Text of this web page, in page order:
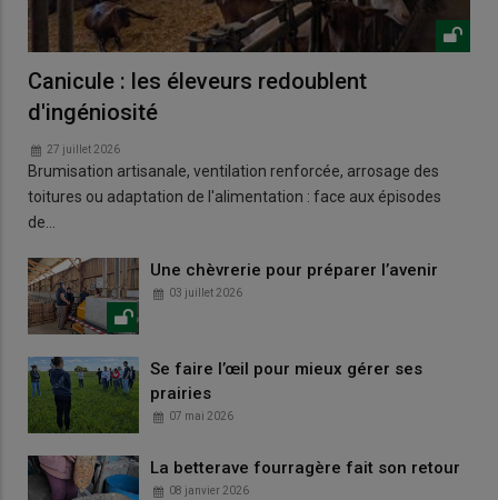
Canicule : les éleveurs redoublent
d'ingéniosité
27 juillet 2026
Brumisation artisanale, ventilation renforcée, arrosage des
toitures ou adaptation de l'alimentation : face aux épisodes
de…
Une chèvrerie pour préparer l’avenir
03 juillet 2026
Se faire l’œil pour mieux gérer ses
prairies
07 mai 2026
La betterave fourragère fait son retour
08 janvier 2026